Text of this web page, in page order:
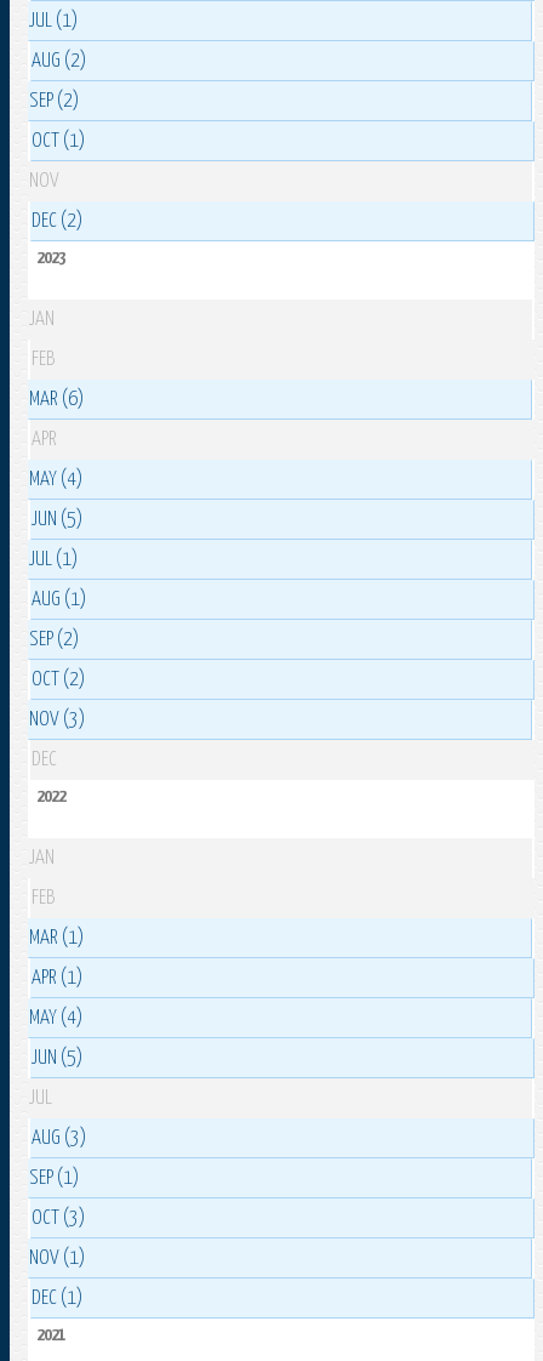
JUL (1)
AUG (2)
SEP (2)
OCT (1)
NOV
DEC (2)
2023
JAN
FEB
MAR (6)
APR
MAY (4)
JUN (5)
JUL (1)
AUG (1)
SEP (2)
OCT (2)
NOV (3)
DEC
2022
JAN
FEB
MAR (1)
APR (1)
MAY (4)
JUN (5)
JUL
AUG (3)
SEP (1)
OCT (3)
NOV (1)
DEC (1)
2021